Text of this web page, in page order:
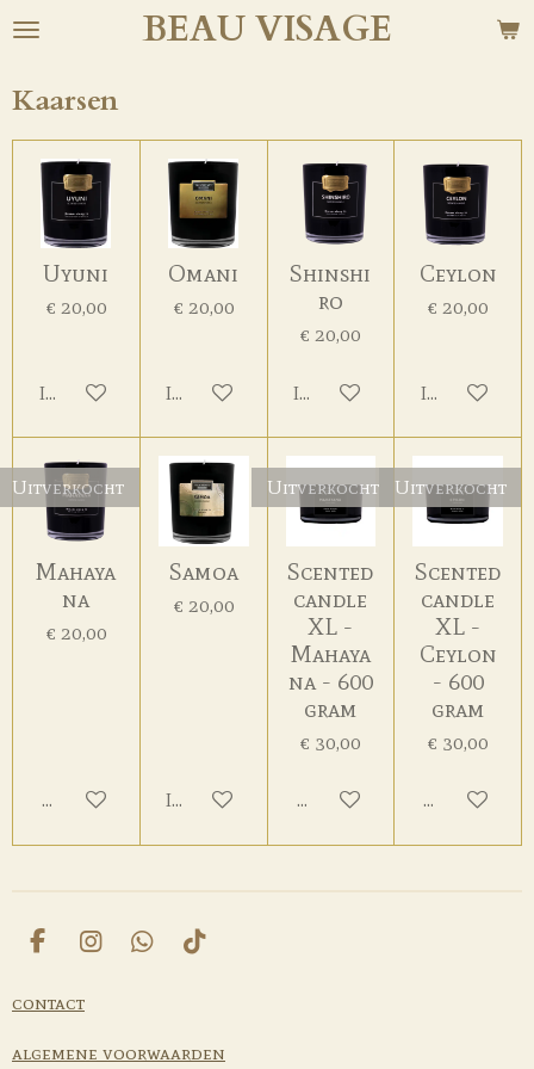
Ga
naar
de
hoofdinhoud
BEAUVISAGE
Kaarsen
Uyuni
€ 20,00
In winkelwagen
Omani
€ 20,00
In winkelwagen
Shinshi
ro
€ 20,00
In winkelwagen
Ceylon
€ 20,00
In
Uitverkocht
Mahaya
na
€ 20,00
Houd mij op de hoogte
Samoa
€ 20,00
In winkelwagen
Uitverkocht
Scented
candle
XL -
Mahaya
na - 600
gram
€ 30,00
Houd mij op de hoogte
Uitverkocht
Scented
candle
XL -
Ceylon
- 600
gram
€ 30,00
Houd mij
F
c
b
I
a
W
s
T
o
contact
algemene voorwaarden